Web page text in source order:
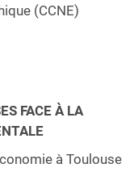
(CCNE)
FACE À LA
à Toulouse